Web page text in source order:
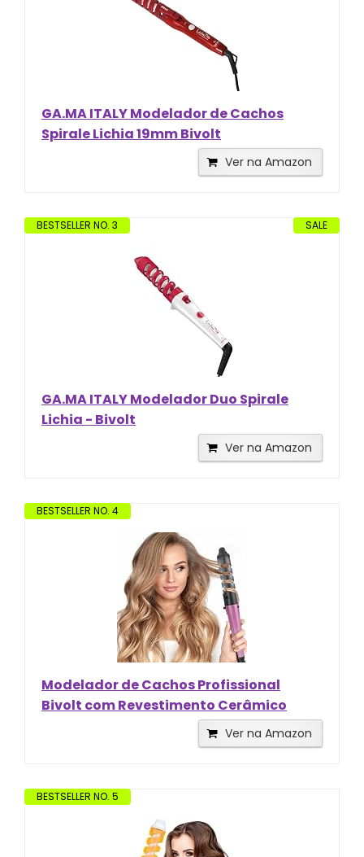
GA.MA ITALY Modelador de Cachos
Spirale Lichia 19mm Bivolt
Ver na Amazon
SALE
BESTSELLER NO. 3
GA.MA ITALY Modelador Duo Spirale
Lichia - Bivolt
Ver na Amazon
BESTSELLER NO. 4
Modelador de Cachos Profissional
Bivolt com Revestimento Cerâmico
Ver na Amazon
BESTSELLER NO. 5